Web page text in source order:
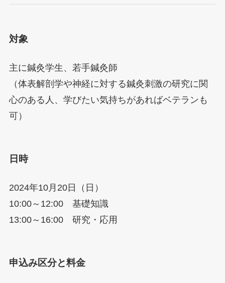
対象
主に鍼灸学生、若手鍼灸師
（体表解剖学や神経に対する鍼灸刺激の研究に関
心のある人、学びたい気持ちがあればベテランも
可）
日時
2024年10月20日（日）
10:00～12:00 基礎知識
13:00～16:00 研究・応用
申込み区分と料金